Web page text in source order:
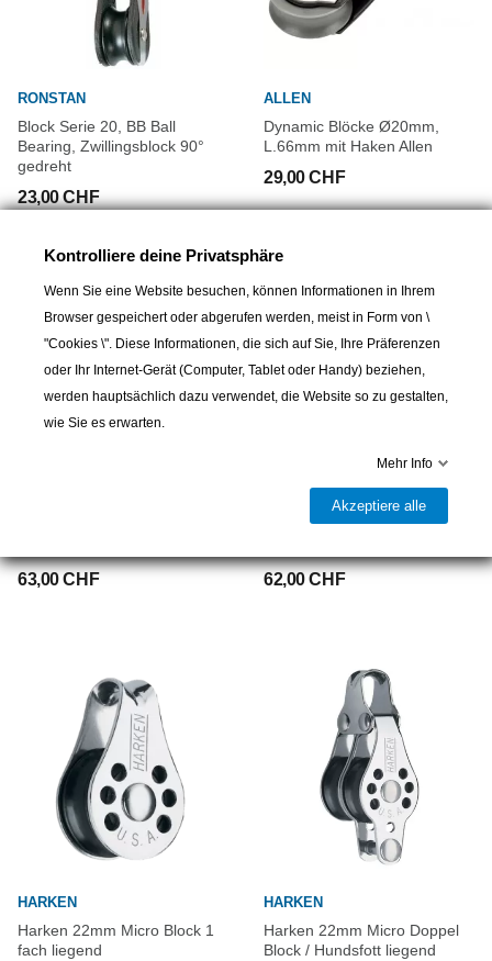
RONSTAN
Block Serie 20, BB Ball
Bearing, Zwillingsblock 90°
gedreht
23,00 CHF
ALLEN
Dynamic Blöcke Ø20mm,
L.66mm mit Haken Allen
29,00 CHF
63,00 CHF
Harken 22mm Micro 3-fach
62,00 CHF
HARKEN
Harken 22mm Micro Block 1
fach liegend
HARKEN
Harken 22mm Micro Doppel
Block / Hundsfott liegend
Kontrolliere deine Privatsphäre
Wenn Sie eine Website besuchen, können Informationen in Ihrem
Browser gespeichert oder abgerufen werden, meist in Form von \
"Cookies \". Diese Informationen, die sich auf Sie, Ihre Präferenzen
oder Ihr Internet-Gerät (Computer, Tablet oder Handy) beziehen,
werden hauptsächlich dazu verwendet, die Website so zu gestalten,
wie Sie es erwarten.
Mehr Info
Akzeptiere alle